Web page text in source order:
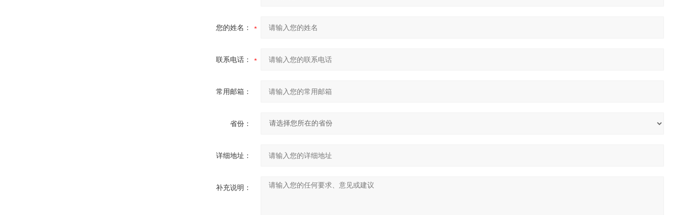
您的姓名：
联系电话：
常用邮箱：
省份：
详细地址：
补充说明：